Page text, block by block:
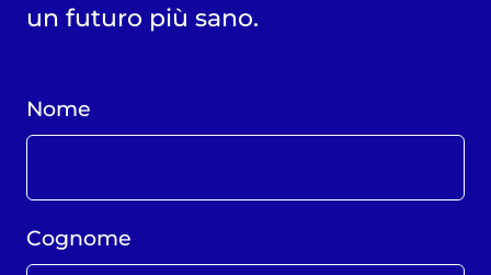
un futuro più sano.
Nome
Cognome